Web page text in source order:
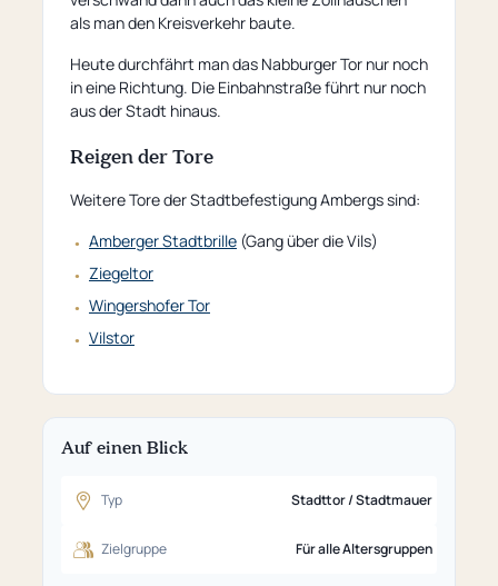
als man den Kreisverkehr baute.
Heute durchfährt man das Nabburger Tor nur noch
in eine Richtung. Die Einbahnstraße führt nur noch
aus der Stadt hinaus.
Reigen der Tore
Weitere Tore der Stadtbefestigung Ambergs sind:
Amberger Stadtbrille(Gang über die Vils)
Ziegeltor
Wingershofer Tor
Vilstor
Auf einen Blick
Typ Stadttor / Stadtmauer
Zielgruppe Für alle Altersgruppen